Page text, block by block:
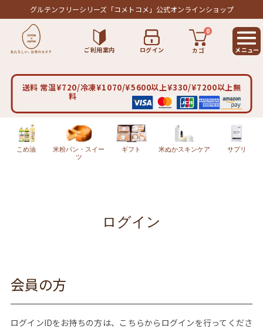
グルテンフリーシリーズ「コメトコメ」公式オンラインショップ
ご利用案内 ログイン カゴ
0
送料 常温¥720/冷凍¥1070/¥5600以上¥330/¥7200以上無
料
こめ油
米粉パン・スイー
ツ
ギフト 米ぬかスキンケア サプリ
ログイン
会員の方
ログインIDをお持ちの方は、こちらからログインを行ってくださ